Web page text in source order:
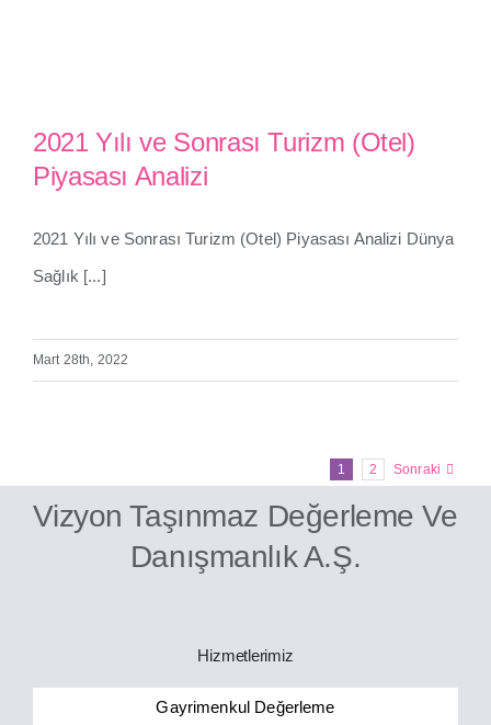
2021 Yılı ve Sonrası Turizm
2021 Yılı ve Sonrası Turizm (Otel)
Piyasası Analizi
2021 Yılı ve Sonrası Turizm (Otel) Piyasası Analizi Dünya
Sağlık [...]
Mart 28th, 2022
1 2 Sonraki
Vizyon Taşınmaz Değerleme Ve
Danışmanlık A.Ş.
Hizmetlerimiz
Gayrimenkul Değerleme